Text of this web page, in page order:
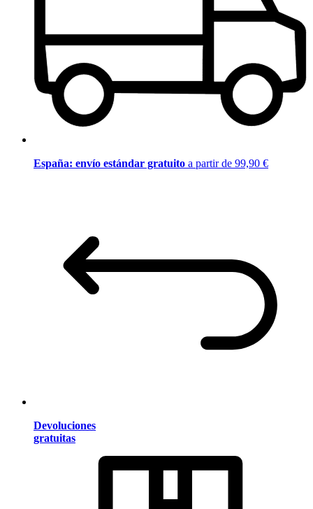
España: envío estándar gratuito a partir de 99,90 €
Devoluciones
gratuitas